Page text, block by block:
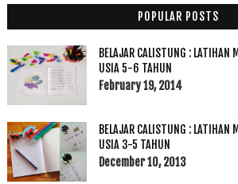
POPULAR POSTS
BELAJAR CALISTUNG : LATIHAN
USIA 5-6 TAHUN
February 19, 2014
BELAJAR CALISTUNG : LATIHAN
USIA 3-5 TAHUN
December 10, 2013